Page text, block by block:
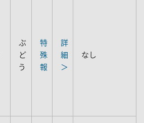
ぶ
ど
う
特
殊
報
詳
細
＞
なし